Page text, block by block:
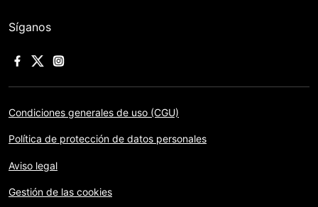
Síganos
Condiciones generales de uso (CGU)
Política de protección de datos personales
Aviso legal
Gestión de las cookies